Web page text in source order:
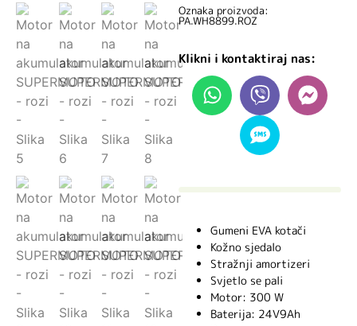
Oznaka proizvoda:
PA.WH8899.ROZ
Klikni i kontaktiraj nas:
Gumeni EVA kotači
Kožno sjedalo
Stražnji amortizeri
Svjetlo se pali
Motor: 300 W
Baterija: 24V9Ah